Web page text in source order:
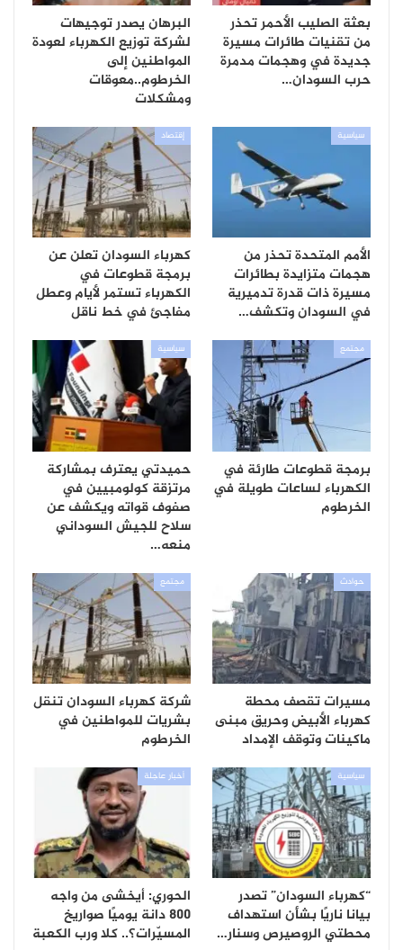
بعثة الصليب الأحمر تحذر
من تقنيات طائرات مسيرة
جديدة في وهجمات مدمرة
حرب السودان…
البرهان يصدر توجيهات
لشركة توزيع الكهرباء لعودة
المواطنين إلى
الخرطوم..معوقات
ومشكلات
سياسية
الأمم المتحدة تحذر من
هجمات متزايدة بطائرات
مسيرة ذات قدرة تدميرية
في السودان وتكشف…
إقتصاد
كهرباء السودان تعلن عن
برمجة قطوعات في
الكهرباء تستمر لأيام وعطل
مفاجئ في خط ناقل
مجتمع
برمجة قطوعات طارئة في
الكهرباء لساعات طويلة في
الخرطوم
سياسية
حميدتي يعترف بمشاركة
مرتزقة كولومبيين في
صفوف قواته ويكشف عن
سلاح للجيش السوداني
منعه…
حوادث
مسيرات تقصف محطة
كهرباء الأبيض وحريق مبنى
ماكينات وتوقف الإمداد
مجتمع
شركة كهرباء السودان تنقل
بشريات للمواطنين في
الخرطوم
سياسية
“كهرباء السودان” تصدر
بيانا ناريًا بشأن استهداف
محطتي الروصيرص وسنار…
أخبار عاجلة
الحوري: أيخشى من واجه
800 دانة يوميًا صواريخ
المسيّرات؟.. كلا ورب الكعبة